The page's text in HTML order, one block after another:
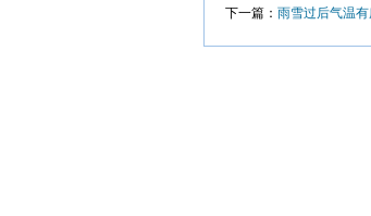
下一篇： 雨雪过后气温